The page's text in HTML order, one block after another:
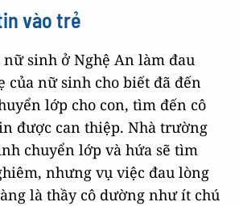
vào trẻ
nữ sinh ở Nghệ An làm đau
của nữ sinh cho biết đã đến
lớp cho con, tìm đến cô
được can thiệp. Nhà trường
chuyển lớp và hứa sẽ tìm
nhưng vụ việc đau lòng
là thầy cô dường như ít chú